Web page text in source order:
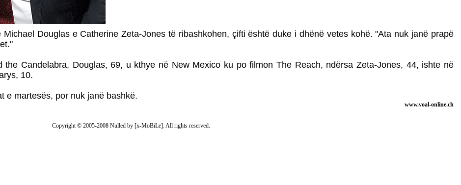
Douglas e Catherine Zeta-Jones të ribashkohen, çifti është duke i dhënë vetes kohë. "Ata nuk janë prapë
Candelabra, Douglas, 69, u kthye në New Mexico ku po filmon The Reach, ndërsa Zeta-Jones, 44, ishte në
10.
e martesës, por nuk janë bashkë.
www.voal-online.ch
Copyright © 2005-2008 Nulled by [x-MoBiLe]. All rights reserved.